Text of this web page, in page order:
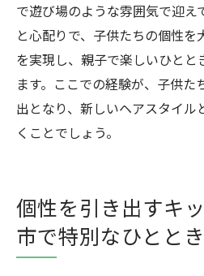
で遊び場のような雰囲気で迎え
と心配りで、子供たちの個性
を実現し、親子で楽しいひとと
ます。ここでの経験が、子供た
出となり、新しいヘアスタイル
くことでしょう。
個性を引き出すキ
市で特別なひとと